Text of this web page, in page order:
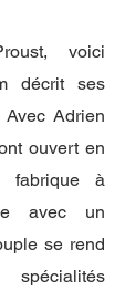
voici
décrit ses
Avec Adrien
ouvert en
fabrique à
avec un
se rend